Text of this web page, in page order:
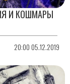
И КОШМАРЫ
20:00 05.12.2019